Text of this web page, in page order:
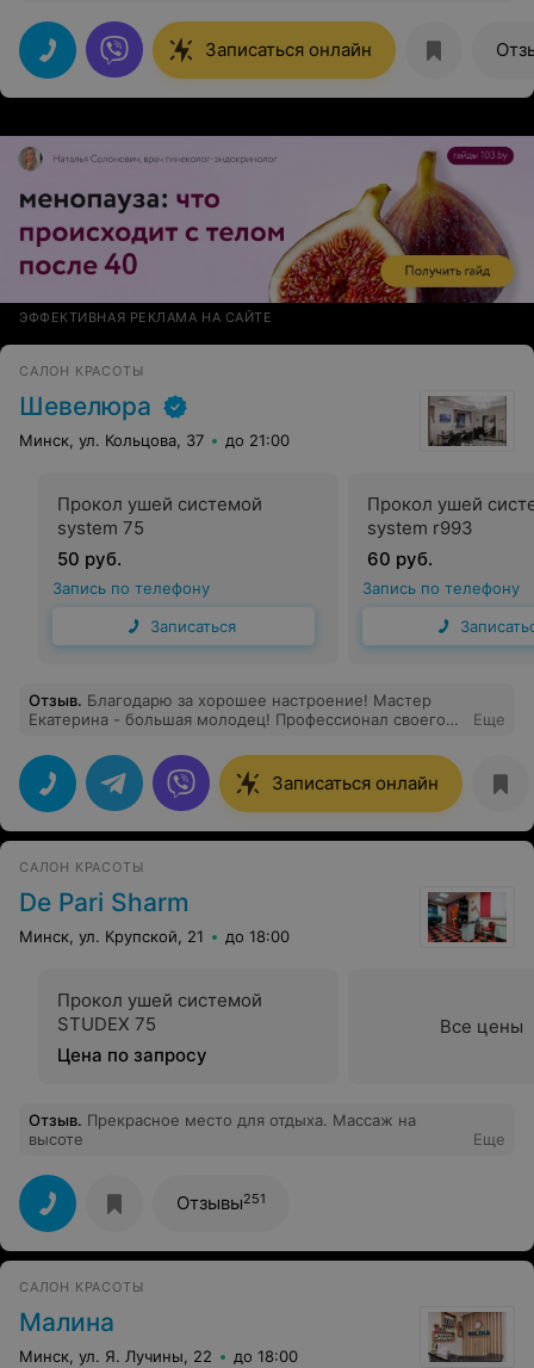
профессионально, аккуратно, очень красиво и нежно!)
Записаться онлайн
ЭФФЕКТИВНАЯ РЕКЛАМА НА САЙТЕ
САЛОН КРАСОТЫ
Шевелюра
Минск, ул. Кольцова, 37 до 21:00
Прокол ушей системой
system 75
50 руб.
Запись по телефону
Записаться
Прокол ушей
system r993
60 руб.
Запись по телефону
Отзыв. Благодарю за хорошее настроение! Мастер
Екатерина - большая молодец! Профессионал своего
Еще
Записаться онлайн
САЛОН КРАСОТЫ
De Pari Sharm
Минск, ул. Крупской, 21 до 18:00
Прокол ушей системой
STUDEX 75
Цена по запросу
Все цены
Отзыв. Прекрасное место для отдыха. Массаж на
высоте
Еще
Отзывы251
САЛОН КРАСОТЫ
Малина
Минск, ул. Я. Лучины, 22 до 18:00